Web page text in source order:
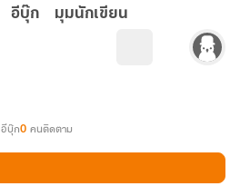
อีบุ๊ก มุมนักเขียน
อีบุ๊ก0 คนติดตาม